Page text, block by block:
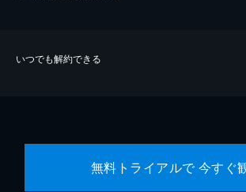
いつでも解約できる
無料トライアルで 今すぐ